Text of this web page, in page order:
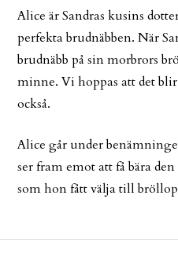
Alice är Sandras kusins
perfekta brudnäbben. När
brudnäbb på sin morbrors
minne. Vi hoppas att det
också.
Alice går under
ser fram emot att få bära
som hon fått välja till